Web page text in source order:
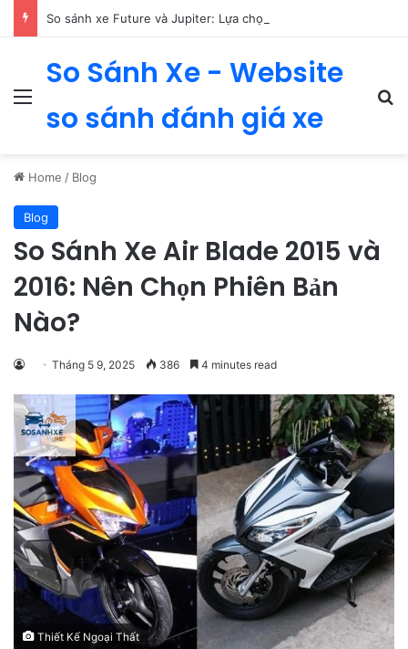
Menu
So Sánh Xe - Website
so sánh đánh giá xe
Home / Blog
Blog
So Sánh Xe Air Blade 2015 và
2016: Nên Chọn Phiên Bản
Nào?
Tháng 5 9, 2025 386 4 minutes read
Thiết Kế Ngoại Thất